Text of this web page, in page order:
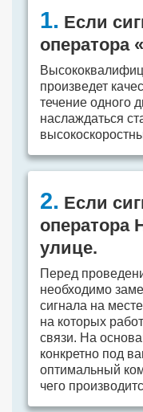
1. Если
оператора
произведет
течение одного
наслаждаться
2. Если
оператора
улице.
Перед
необходимо
сигнала на
на которых
связи. На
конкретно под
оптимальный
чего